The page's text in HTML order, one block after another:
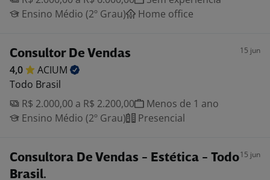
Ensino Médio (2º Grau)
Home office
Consultor De Vendas 15 jun
4,0
ACIUM
Todo Brasil
R$ 2.000,00 a R$ 2.200,00
Menos de 1 ano
Ensino Médio (2º Grau)
Presencial
Consultora De Vendas - Estética - Todo
Brasil.
15 jun